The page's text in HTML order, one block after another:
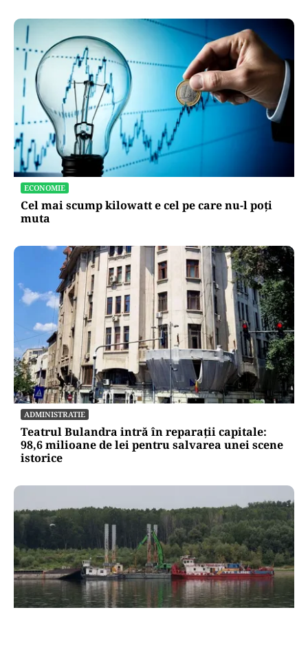
ECONOMIE
Cel mai scump kilowatt e cel pe care nu-l poți
muta
ADMINISTRATIE
Teatrul Bulandra intră în reparații capitale:
98,6 milioane de lei pentru salvarea unei scene
istorice